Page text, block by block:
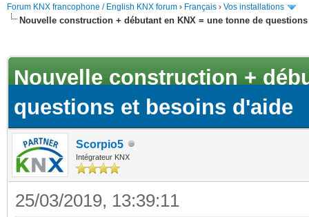
Forum KNX francophone / English KNX forum › Français › Vos installations
Nouvelle construction + débutant en KNX = une tonne de
Nouvelle construction +
questions et besoins d'aide
Scorpio5
Intégrateur KNX
25/03/2019, 13:39:11